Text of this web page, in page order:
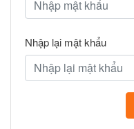
Nhập lại mật khẩu